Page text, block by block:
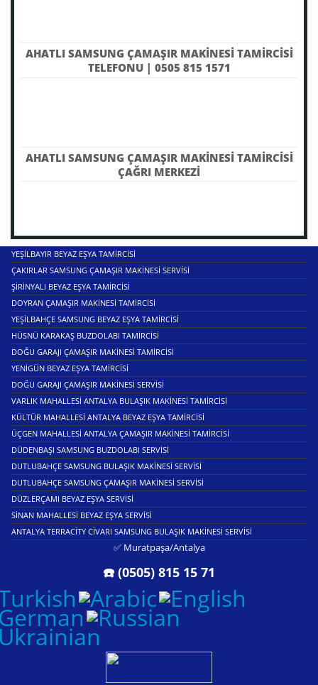
AHATLI SAMSUNG ÇAMAŞIR MAKINESI TAMIRCISI
TELEFONU | 0505 815 1571
AHATLI SAMSUNG ÇAMAŞIR MAKINESI TAMIRCISI
ÇAĞRI MERKEZI
YEŞILBAYIR BEYAZ EŞYA TAMIRCISI
ÇAKIRLAR SAMSUNG ÇAMAŞIR MAKINESI SERVISI
ŞIRINYALI BEYAZ EŞYA TAMIRCISI
DOYRAN ÇAMAŞIR MAKINESI TAMIRCISI
YEŞILBAHÇE SAMSUNG BEYAZ EŞYA TAMIRCISI
HÜSNÜ KARAKAŞ BUZDOLABI TAMIRCISI
DOĞU GARAJI ÇAMAŞIR MAKINESI TAMIRCISI
YENIGÜN BEYAZ EŞYA TAMIRCISI
DOĞU GARAJI ÇAMAŞIR MAKINESI SERVISI
VARLIK MAHALLESI ANTALYA BULAŞIK MAKINESI TAMIRCISI
KÜLTÜR MAHALLESI ANTALYA BEYAZ EŞYA TAMIRCISI
ÜÇGEN MAHALLESI ANTALYA ÇAMAŞIR MAKINESI TAMIRCISI
DÜDENBAŞI SAMSUNG BUZDOLABI SERVISI
DUTLUBAHÇE SAMSUNG BULAŞIK MAKINESI SERVISI
DUTLUBAHÇE SAMSUNG ÇAMAŞIR MAKINESI SERVISI
DÜZLERÇAMI BEYAZ EŞYA SERVISI
SINAN MAHALLESI BEYAZ EŞYA SERVISI
ANTALYA TERRACITY CIVARI SAMSUNG BULAŞIK MAKINESI SERVISI
✅ Muratpaşa/Antalya
☎️ (0505) 815 15 71